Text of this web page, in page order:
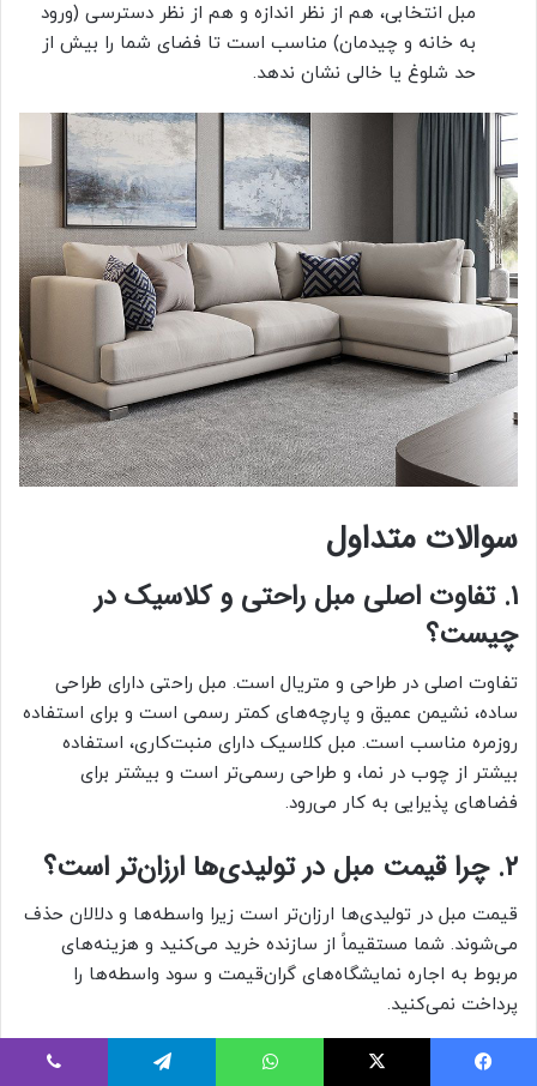
مبل انتخابی، هم از نظر اندازه و هم از نظر دسترسی (ورود
به خانه و چیدمان) مناسب است تا فضای شما را بیش از
حد شلوغ یا خالی نشان ندهد.
سوالات متداول
۱. تفاوت اصلی مبل راحتی و کلاسیک در
چیست؟
تفاوت اصلی در طراحی و متریال است. مبل راحتی دارای طراحی
ساده، نشیمن عمیق و پارچه‌های کمتر رسمی است و برای استفاده
روزمره مناسب است. مبل کلاسیک دارای منبت‌کاری، استفاده
بیشتر از چوب در نما، و طراحی رسمی‌تر است و بیشتر برای
فضاهای پذیرایی به کار می‌رود.
۲. چرا قیمت مبل در تولیدی‌ها ارزان‌تر است؟
قیمت مبل در تولیدی‌ها ارزان‌تر است زیرا واسطه‌ها و دلالان حذف
می‌شوند. شما مستقیماً از سازنده خرید می‌کنید و هزینه‌های
مربوط به اجاره نمایشگاه‌های گران‌قیمت و سود واسطه‌ها را
پرداخت نمی‌کنید.
۳. چوب راش چه مزیتی نسبت به سایر